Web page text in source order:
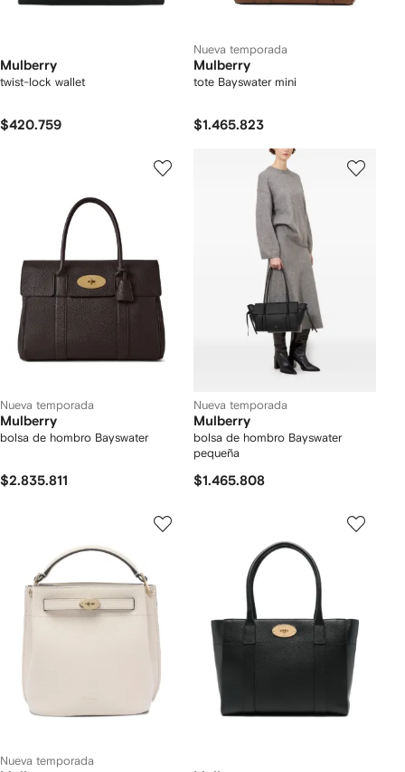
Mulberry
twist-lock wallet
$420.759
Nueva temporada
Mulberry
tote Bayswater mini
$1.465.823
Nueva temporada
Mulberry
bolsa de hombro Bayswater
$2.835.811
Nueva temporada
Mulberry
bolsa de hombro Bayswater
pequeña
$1.465.808
Nueva temporada